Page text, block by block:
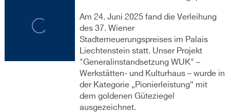
Am 24. Juni 2025 fand die Verleihung
des 37. Wiener
Stadterneuerungspreises im Palais
Liechtenstein statt. Unser Projekt
"Generalinstandsetzung WUK" –
Werkstätten- und Kulturhaus – wurde in
der Kategorie „Pionierleistung“ mit
dem goldenen Güteziegel
ausgezeichnet.